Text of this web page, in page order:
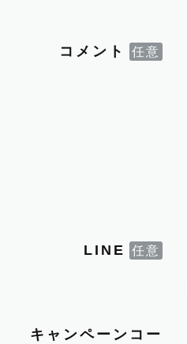
コメント
LINE
キャンペーンコー